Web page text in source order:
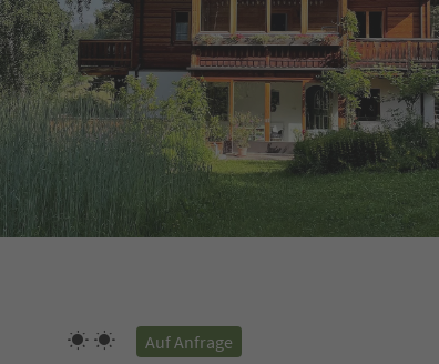
Auf Anfrage